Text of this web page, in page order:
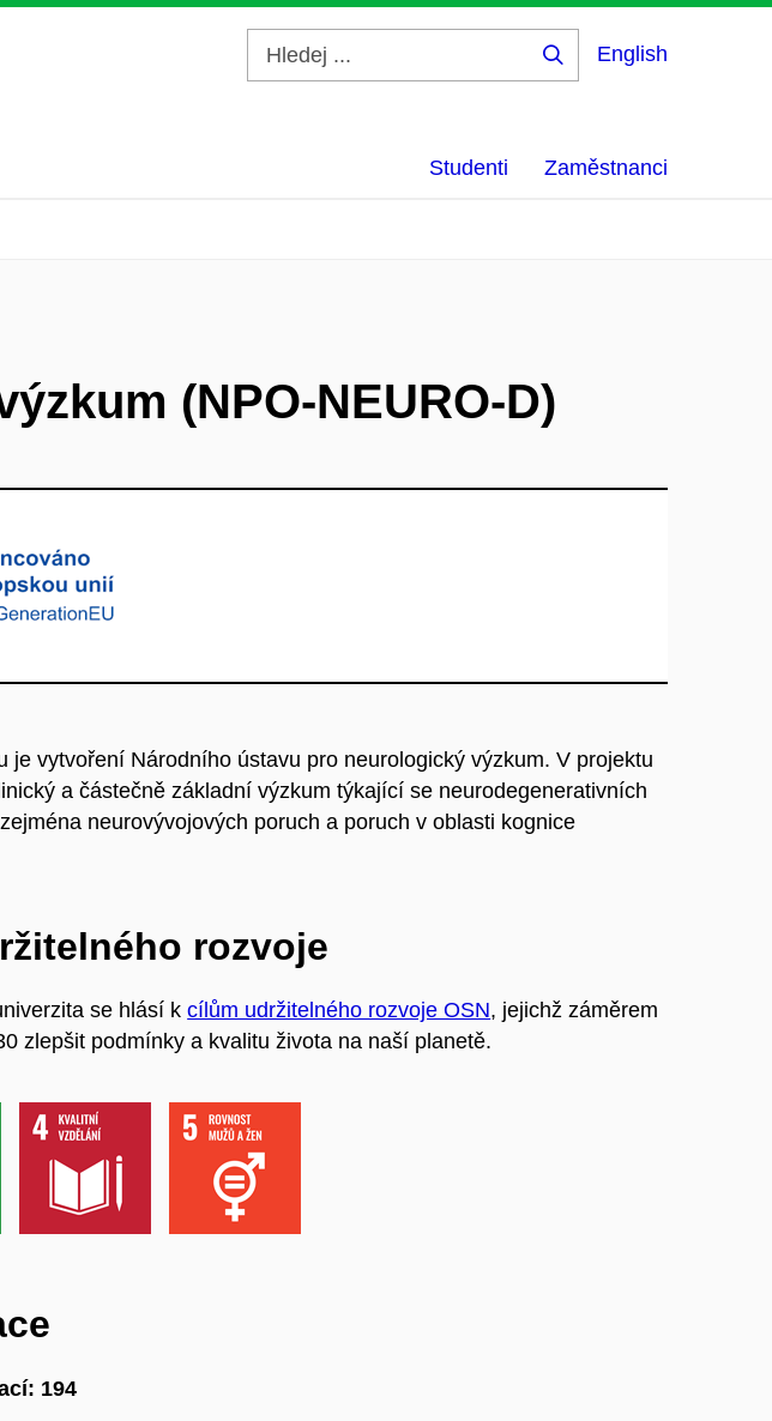
English
Studenti Zaměstnanci
(NPO-NEURO-D)
je vytvoření Národního ústavu pro neurologický výzkum. V projektu
a částečně základní výzkum týkající se neurodegenerativních
neurovývojových poruch a poruch v oblasti kognice
rozvoje
se hlásí kcílům udržitelného rozvoje OSN, jejichž záměrem
zlepšit podmínky a kvalitu života na naší planetě.
194